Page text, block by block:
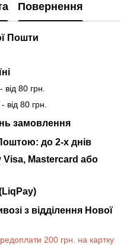
Повернення
Пошти
від 80 грн.
від 80 грн.
замовлення
до 2-х днів
Mastercard або
з відділення Нової
200 грн. на картку